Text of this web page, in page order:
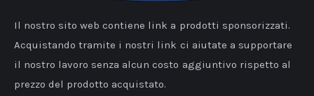
Il nostro sito web contiene link a prodotti sponsorizzati.
Acquistando tramite i nostri link ci aiutate a supportare
il nostro lavoro senza alcun costo aggiuntivo rispetto al
prezzo del prodotto acquistato.